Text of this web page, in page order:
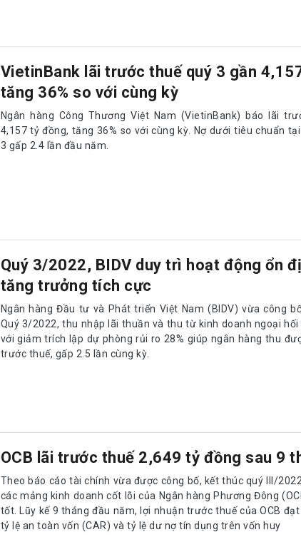
VietinBank lãi trước thuế quý 3 gần
tăng 36% so với cùng kỳ
Ngân hàng Công Thương Việt Nam (VietinBank) báo lãi
4,157 tỷ đồng, tăng 36% so với cùng kỳ. Nợ dưới tiêu chuẩn
3 gấp 2.4 lần đầu năm.
Quý 3/2022, BIDV duy trì hoạt động ổn
tăng trưởng tích cực
Ngân hàng Đầu tư và Phát triển Việt Nam (BIDV) vừa công
Quý 3/2022, thu nhập lãi thuần và thu từ kinh doanh ngoại
với giảm trích lập dự phòng rủi ro 28% giúp ngân hàng thu
trước thuế, gấp 2.5 lần cùng kỳ.
OCB lãi trước thuế 2,649 tỷ đồng sau 9
Theo báo cáo tài chính vừa được công bố, kết thúc quý III/
các mảng kinh doanh cốt lõi của Ngân hàng Phương Đông
tốt. Lũy kế 9 tháng đầu năm, lợi nhuận trước thuế của OCB
tỷ lệ an toàn vốn (CAR) và tỷ lệ dư nợ tín dụng trên vốn huy